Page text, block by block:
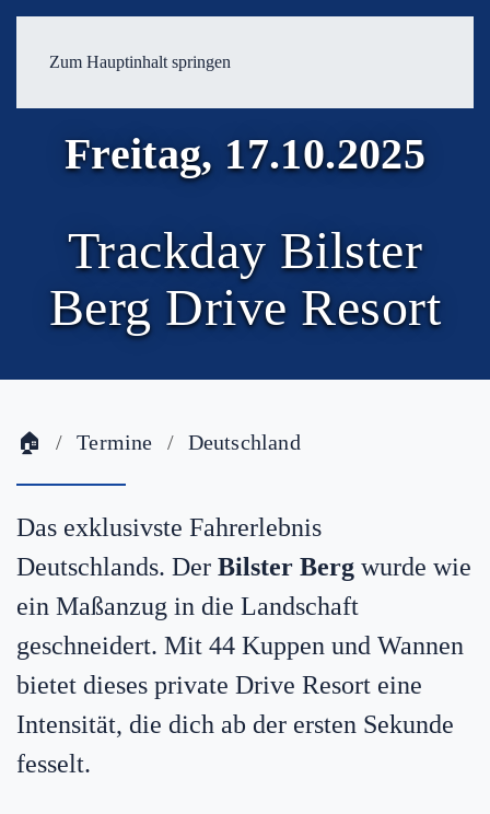
Zum Hauptinhalt springen
Freitag, 17.10.2025
Trackday Bilster
Berg Drive Resort
🏠 Termine Deutschland
Das exklusivste Fahrerlebnis
Deutschlands. Der Bilster Berg wurde wie
ein Maßanzug in die Landschaft
geschneidert. Mit 44 Kuppen und Wannen
bietet dieses private Drive Resort eine
Intensität, die dich ab der ersten Sekunde
fesselt.